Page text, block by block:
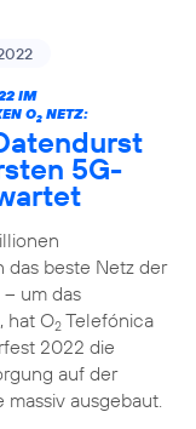
IM
O2NETZ:
5G-
das beste Netz der
um das
hat O2Telefónica
2022 die
auf der
massiv ausgebaut.